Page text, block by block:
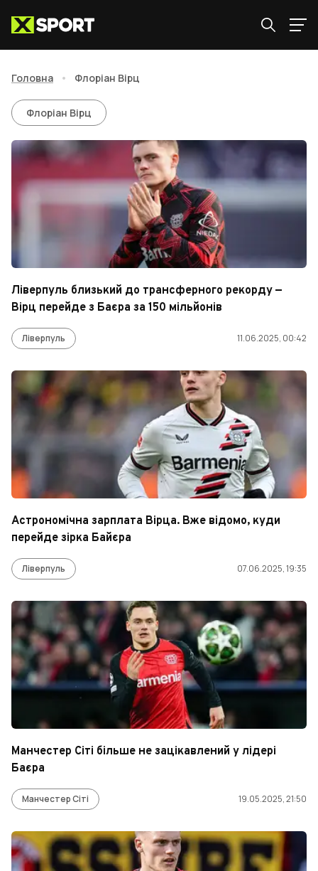
Головна • Флоріан Вірц
Флоріан Вірц
Флоріан Вірц
Ліверпуль близький до трансферного рекорду —
Вірц перейде з Баєра за 150 мільйонів
Ліверпуль 11.06.2025, 00:42
Астрономічна зарплата Вірца. Вже відомо, куди
перейде зірка Байєра
Ліверпуль 07.06.2025, 19:35
Манчестер Сіті більше не зацікавлений у лідері
Баєра
Манчестер Сіті 19.05.2025, 21:50